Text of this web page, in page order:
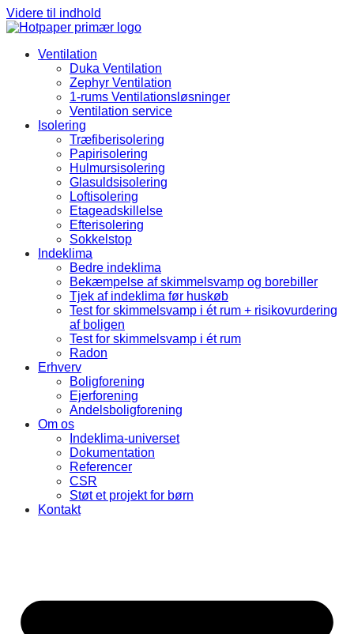
Videre til indhold
Ventilation
Duka Ventilation
Zephyr Ventilation
1-rums Ventilationsløsninger
Ventilation service
Isolering
Træfiberisolering
Papirisolering
Hulmursisolering
Glasuldsisolering
Loftisolering
Etageadskillelse
Efterisolering
Sokkelstop
Indeklima
Bedre indeklima
Bekæmpelse af skimmelsvamp og borebiller
Tjek af indeklima før huskøb
Test for skimmelsvamp i ét rum + risikovurdering
af boligen
Test for skimmelsvamp i ét rum
Radon
Erhverv
Boligforening
Ejerforening
Andelsboligforening
Om os
Indeklima-universet
Dokumentation
Referencer
CSR
Støt et projekt for børn
Kontakt